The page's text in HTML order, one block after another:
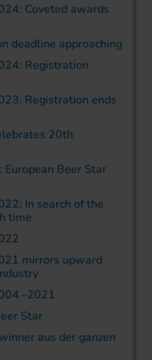
Coveted awards
deadline approaching
Registration
Registration ends
20th
Beer Star
In search of the
time
mirrors upward
–2021
Star
aus der ganzen